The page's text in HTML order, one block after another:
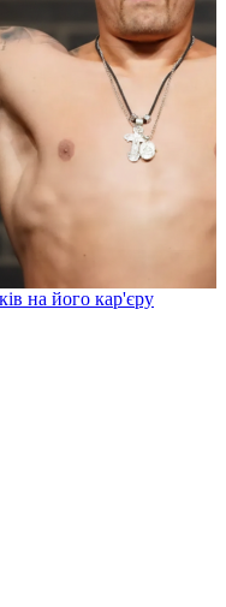
на його кар'єру